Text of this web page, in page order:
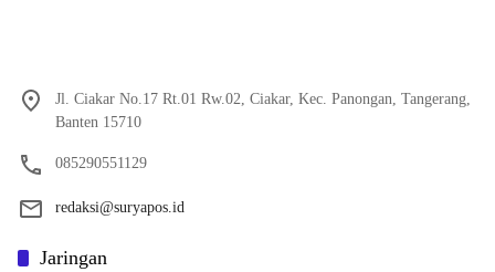
Jl. Ciakar No.17 Rt.01 Rw.02, Ciakar, Kec. Panongan, Tangerang,
Banten 15710
085290551129
redaksi@suryapos.id
Jaringan